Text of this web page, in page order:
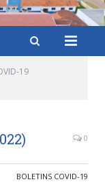
19
0
BOLETINS COVID-19